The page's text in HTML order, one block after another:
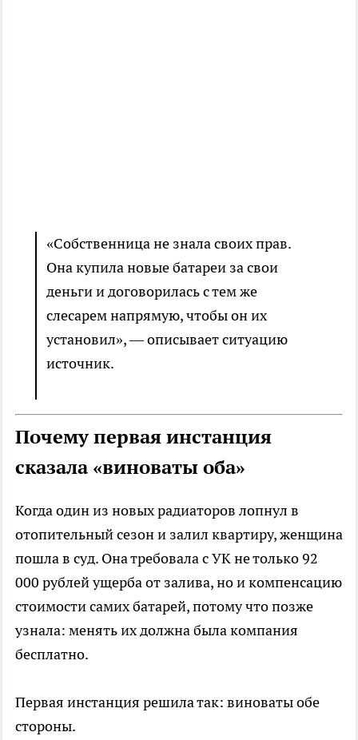
«Собственница не знала своих прав.
Она купила новые батареи за свои
деньги и договорилась с тем же
слесарем напрямую, чтобы он их
установил», — описывает ситуацию
источник.
Почему первая инстанция
сказала «виноваты оба»
Когда один из новых радиаторов лопнул в
отопительный сезон и залил квартиру, женщина
пошла в суд. Она требовала с УК не только 92
000 рублей ущерба от залива, но и компенсацию
стоимости самих батарей, потому что позже
узнала: менять их должна была компания
бесплатно.
Первая инстанция решила так: виноваты обе
стороны.